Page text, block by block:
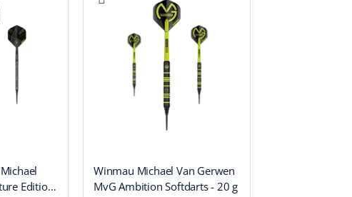
Edition
Winmau Michael Van Gerwen
MvG Ambition Softdarts - 20 g